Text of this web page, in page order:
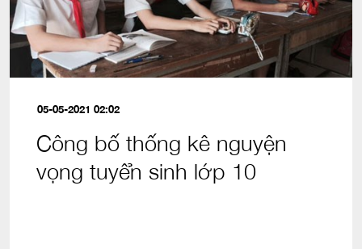
05-05-2021 02:02
Công bố thống kê nguyện
vọng tuyển sinh lớp 10